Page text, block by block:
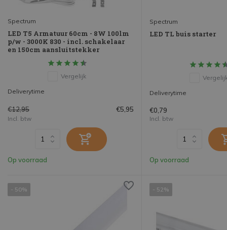
Spectrum
LED T5 Armatuur 60cm - 8W 100lm
p/w - 3000K 830 - incl. schakelaar
en 150cm aansluitstekker
Vergelijk
Deliverytime
€12,95 €5,95
Incl. btw
Op voorraad
Spectrum
LED TL buis starter
Deliverytime
€0,79
Incl. btw
Op voorraad
- 50% - 52%